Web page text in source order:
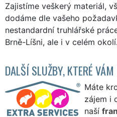
Zajistíme veškerý materiál,
dodáme dle vašeho
nestandardní truhlářské
Brně-Líšni, ale i v celém okolí.
DALŠÍ SLUŽBY, KTERÉ
Máte
zájem i
naší